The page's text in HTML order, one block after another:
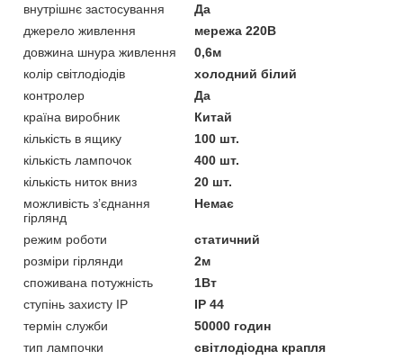
внутрішнє застосування
Да
джерело живлення
мережа 220В
довжина шнура живлення
0,6м
колір світлодіодів
холодний білий
контролер
Да
країна виробник
Китай
кількість в ящику
100 шт.
кількість лампочок
400 шт.
кількість ниток вниз
20 шт.
можливість з’єднання
гірлянд
Немає
режим роботи
статичний
розміри гірлянди
2м
споживана потужність
1Вт
ступінь захисту IP
IP 44
термін служби
50000 годин
тип лампочки
світлодіодна крапля